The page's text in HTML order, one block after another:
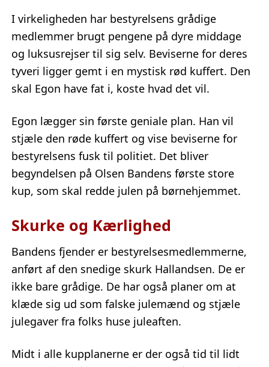
I virkeligheden har bestyrelsens grådige
medlemmer brugt pengene på dyre middage
og luksusrejser til sig selv. Beviserne for deres
tyveri ligger gemt i en mystisk rød kuffert. Den
skal Egon have fat i, koste hvad det vil.
Egon lægger sin første geniale plan. Han vil
stjæle den røde kuffert og vise beviserne for
bestyrelsens fusk til politiet. Det bliver
begyndelsen på Olsen Bandens første store
kup, som skal redde julen på børnehjemmet.
Skurke og Kærlighed
Bandens fjender er bestyrelsesmedlemmerne,
anført af den snedige skurk Hallandsen. De er
ikke bare grådige. De har også planer om at
klæde sig ud som falske julemænd og stjæle
julegaver fra folks huse juleaften.
Midt i alle kupplanerne er der også tid til lidt